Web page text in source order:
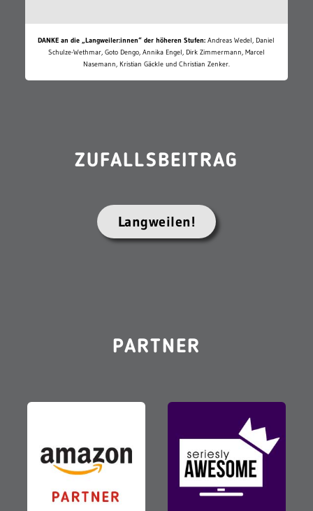
DANKE an die „Langweiler:innen“ der höheren Stufen: Andreas Wedel, Daniel
Schulze-Wethmar, Goto Dengo, Annika Engel, Dirk Zimmermann, Marcel
Nasemann, Kristian Gäckle und Christian Zenker.
ZUFALLSBEITRAG
Langweilen!
PARTNER